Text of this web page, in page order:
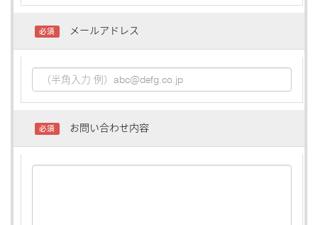
必須 メールアドレス
必須 お問い合わせ内容